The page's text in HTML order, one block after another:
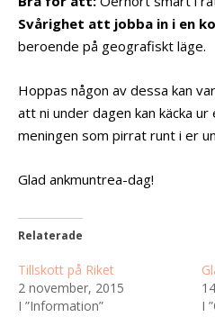
Svårighet att jobba in i en
beroende på geografiskt läge.
Hoppas någon av dessa kan
att ni under dagen kan käcka
meningen som pirrat runt i er
Glad ankmuntrea-dag!
Relaterade
Tillskott på Riket
2 november, 2015
I ”Information”
I